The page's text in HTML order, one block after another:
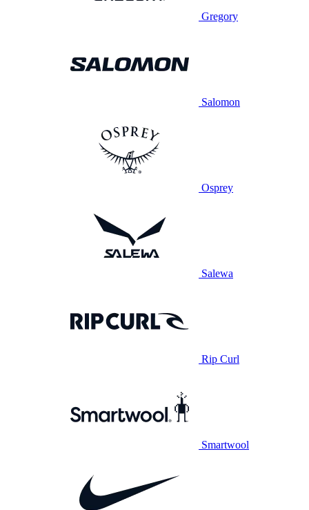
Gregory
Salomon
Osprey
Salewa
Rip Curl
Smartwool